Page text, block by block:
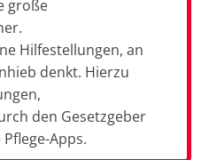
große
Hilfestellungen, an
denkt. Hierzu
den Gesetzgeber
Apps.